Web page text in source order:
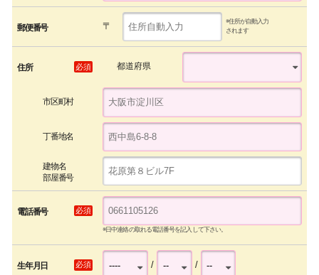
郵便番号 〒
※住所が自動入力
されます
住所 必須 都道府県
市区町村
丁番地名
建物名
部屋番号
電話番号 必須
※日中連絡の取れる電話番号を記入して下さい。
生年月日 必須 / /